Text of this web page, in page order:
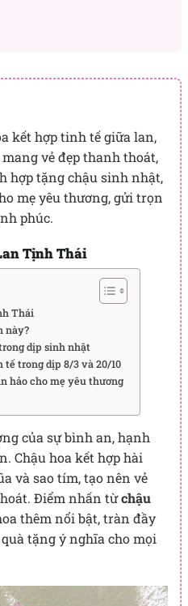
kết hợp tinh tế giữa lan,
vẻ đẹp thanh thoát,
hợp tặng chậu sinh nhật,
mẹ yêu thương, gửi trọn
phúc.
Tịnh Thái
Thái
này?
dịp sinh nhật
trong dịp 8/3 và 20/10
hảo cho mẹ yêu thương
của sự bình an, hạnh
Chậu hoa kết hợp hài
và sao tím, tạo nên vẻ
Điểm nhấn từchậu
thêm nổi bật, tràn đầy
tặng ý nghĩa cho mọi